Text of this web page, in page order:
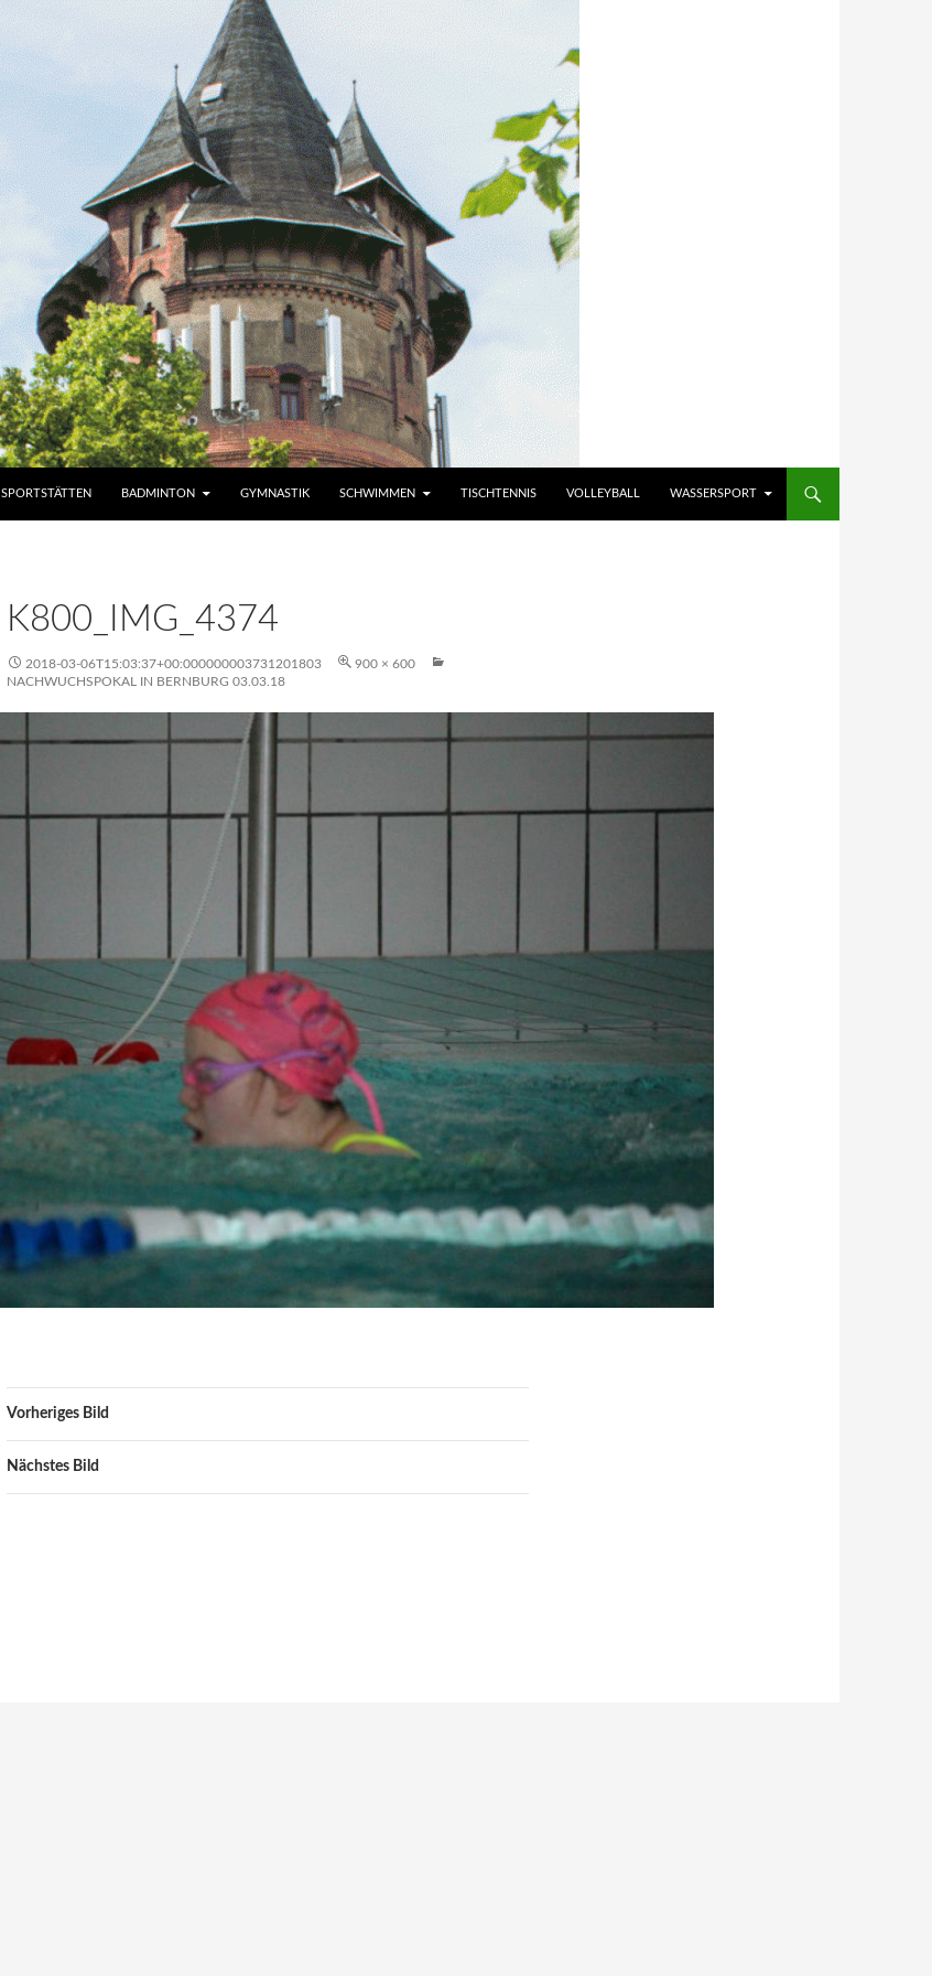
SPORTSTÄTTEN BADMINTON GYMNASTIK SCHWIMMEN TISCHTENNIS VOLLEYBALL WASSERSPORT
K800_IMG_4374
2018-03-06T15:03:37+00:000000003731201803
900 × 600
NACHWUCHSPOKAL IN BERNBURG 03.03.18
Vorheriges Bild
Nächstes Bild